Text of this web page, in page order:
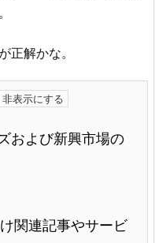
正解かな。
および新興市場の
関連記事やサービ